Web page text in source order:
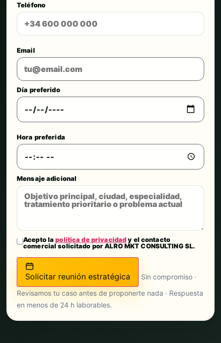
Teléfono
Email
Día preferido
Hora preferida
Mensaje adicional
Acepto lapolítica de privacidady el contacto
comercial solicitado por ALRO MKT CONSULTING SL.
Solicitar reunión estratégica
Sin compromiso ·
Revisamos tu caso antes de proponerte nada · Respuesta
en menos de 24 h laborables.